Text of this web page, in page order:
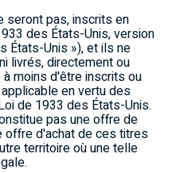
seront pas, inscrits en
des États-Unis, version
États-Unis »), et ils ne
livrés, directement ou
moins d'être inscrits ou
en vertu des
de 1933 des États-Unis.
pas une offre de
offre d'achat de ces titres
territoire où une telle